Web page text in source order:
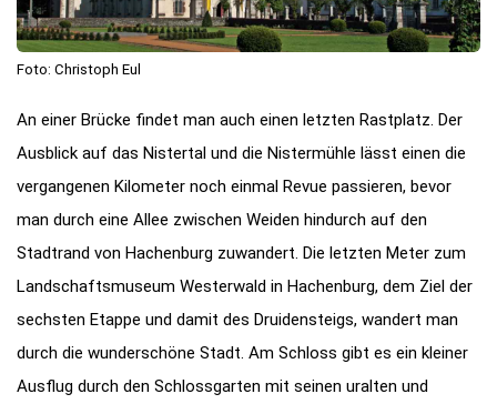
Foto: Christoph Eul
An einer Brücke findet man auch einen letzten Rastplatz. Der
Ausblick auf das Nistertal und die Nistermühle lässt einen die
vergangenen Kilometer noch einmal Revue passieren, bevor
man durch eine Allee zwischen Weiden hindurch auf den
Stadtrand von Hachenburg zuwandert. Die letzten Meter zum
Landschaftsmuseum Westerwald in Hachenburg, dem Ziel der
sechsten Etappe und damit des Druidensteigs, wandert man
durch die wunderschöne Stadt. Am Schloss gibt es ein kleiner
Ausflug durch den Schlossgarten mit seinen uralten und